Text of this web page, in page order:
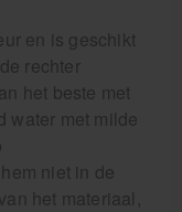
en is geschikt
rechter
het beste met
water met milde
niet in de
het materiaal,